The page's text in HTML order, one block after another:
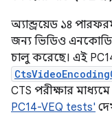
অ্যান্ড্রয়েড ১৪
জন্য ভিডিও
চালু করেছে। এই
CTS পরীক্ষার
PC14-VEQ tests'